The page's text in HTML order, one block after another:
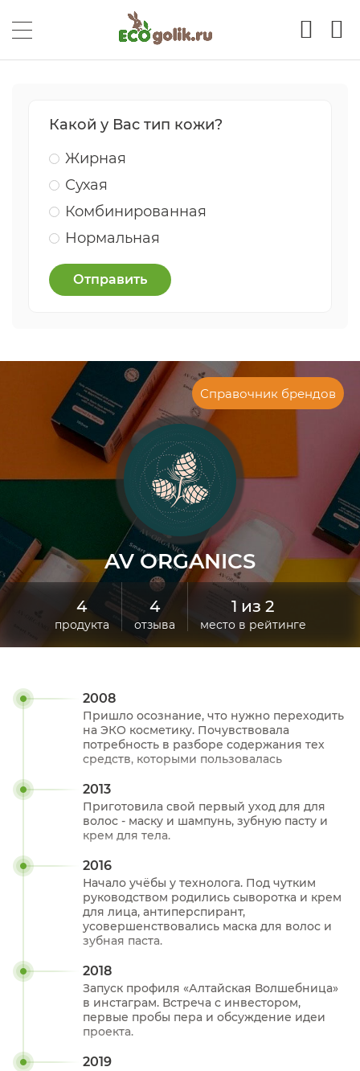
Какой у Вас тип кожи?
Жирная
Сухая
Комбинированная
Нормальная
Отправить
Справочник брендов
AV ORGANICS
4
продукта
4
отзыва
1 из 2
место в рейтинге
2008
Пришло осознание, что нужно переходить
на ЭКО косметику. Почувствовала
потребность в разборе содержания тех
средств, которыми пользовалась
2013
Приготовила свой первый уход для для
волос - маску и шампунь, зубную пасту и
крем для тела.
2016
Начало учёбы у технолога. Под чутким
руководством родились сыворотка и крем
для лица, антиперспирант,
усовершенствовались маска для волос и
зубная паста.
2018
Запуск профиля «Алтайская Волшебница»
в инстаграм. Встреча с инвестором,
первые пробы пера и обсуждение идеи
проекта.
2019